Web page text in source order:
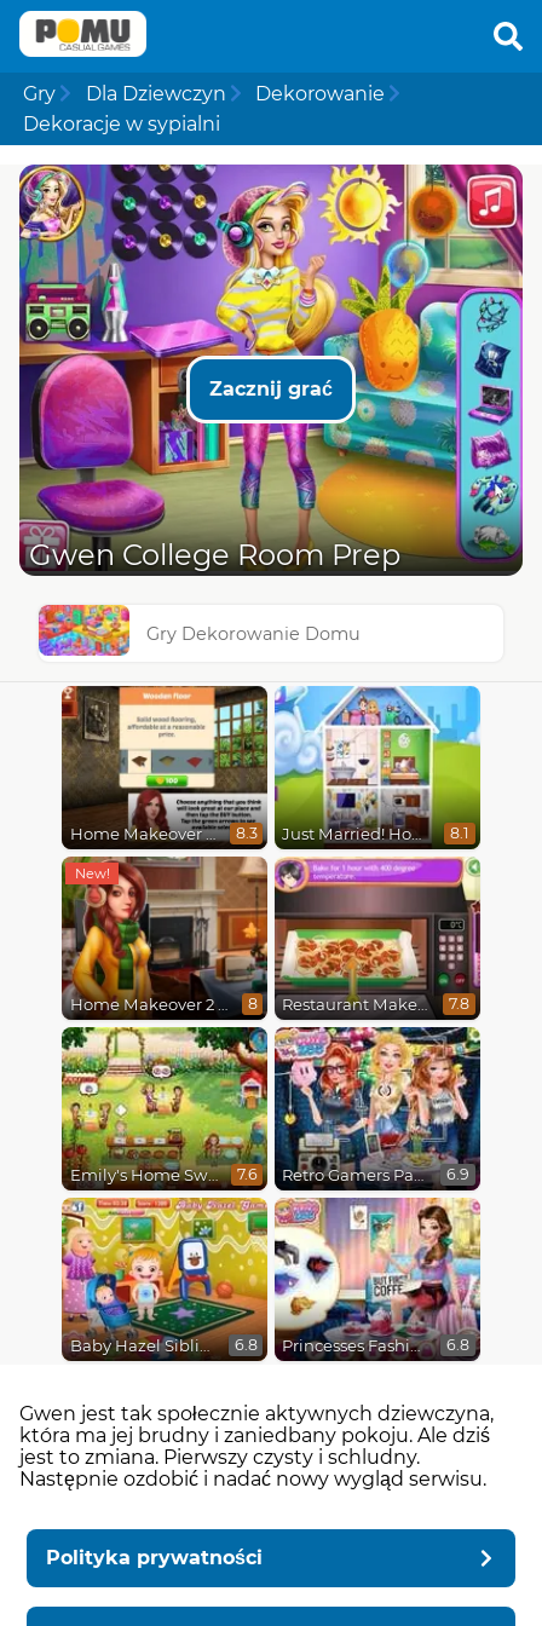
Gry Dla Dziewczyn
Dekorowanie
Dekoracje w sypialni
Zacznij grać
Gwen College Room Prep
Gry Dekorowanie Domu
Home Makeover Hidden Object 8.3 Just Married! Home Deco 8.1
8 Restaurant Makeover 7.8
Emily's Home Sweet Home 7.6 Retro Gamers Party 6.9
Baby Hazel Sibling Surprise 6.8 Princesses Fashion Over Coffee 6.8
Gwen jest tak społecznie aktywnych dziewczyna,
która ma jej brudny i zaniedbany pokoju. Ale dziś
jest to zmiana. Pierwszy czysty i schludny.
Następnie ozdobić i nadać nowy wygląd serwisu.
Polityka prywatności